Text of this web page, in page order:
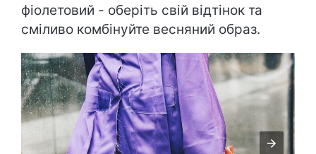
фіолетовий - оберіть свій відтінок та
сміливо комбінуйте весняний образ.